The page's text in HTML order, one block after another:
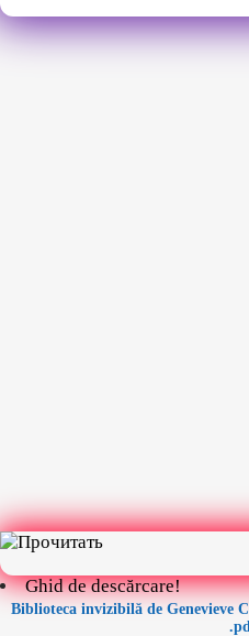
Ghid de descărcare!
Biblioteca invizibilă de Genevieve